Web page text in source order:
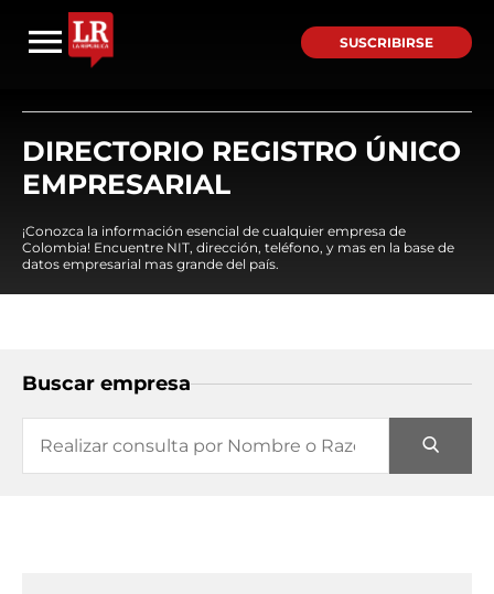
SUSCRIBIRSE
DIRECTORIO REGISTRO ÚNICO
EMPRESARIAL
¡Conozca la información esencial de cualquier empresa de
Colombia! Encuentre NIT, dirección, teléfono, y mas en la base de
datos empresarial mas grande del país.
Buscar empresa